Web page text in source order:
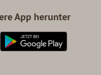
App herunter